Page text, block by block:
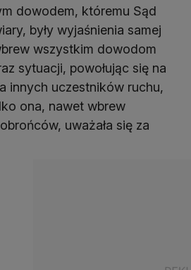
dowodem, któremu Sąd
były wyjaśnienia samej
wszystkim dowodom
sytuacji, powołując się na
innych uczestników ruchu,
ona, nawet wbrew
uważała się za